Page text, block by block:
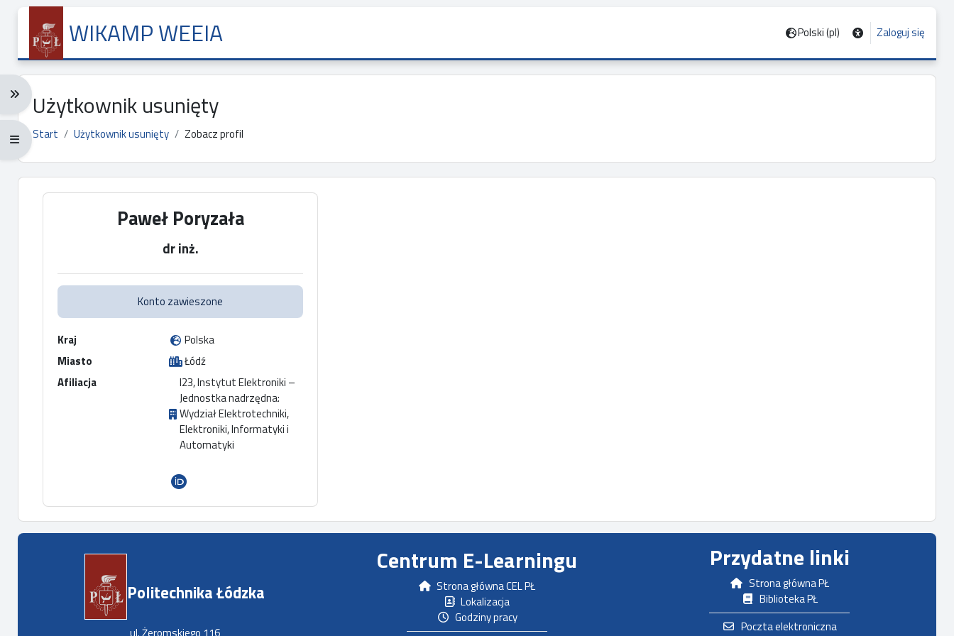
WIKAMP WEEIA Polski ‎(pl)‎ Zaloguj się
Rozwiń menu nawigacji: Ctrl + Alt + →
Rozwiń menu pełnoekranowe: Ctrl + Alt + f
Użytkownik usunięty
Start Użytkownik usunięty Zobacz profil
Główne bloki treści
Paweł Poryzała
dr inż.
Konto zawieszone
Kraj
Polska
Miasto
Łódź
Afiliacja
I23, Instytut Elektroniki –
Jednostka nadrzędna:
Wydział Elektrotechniki,
Elektroniki, Informatyki i
Automatyki
Politechnika Łódzka
Centrum E-Learningu
Strona główna CEL PŁ
Lokalizacja
Godziny pracy
Przydatne linki
Strona główna PŁ
Biblioteka PŁ
Poczta elektroniczna